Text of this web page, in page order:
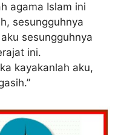
agama Islam ini
sesungguhnya
sesungguhnya
ini.
kayakanlah aku,